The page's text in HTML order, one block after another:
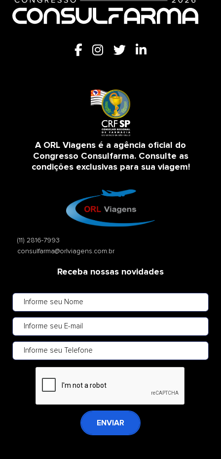
A ORL Viagens é a agência oficial do
Congresso Consulfarma. Consulte as
condições exclusivas para sua viagem!
(11) 2816-7993
consulfarma@orlviagens.com.br
Receba nossas novidades
ENVIAR